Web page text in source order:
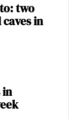
two
in
in